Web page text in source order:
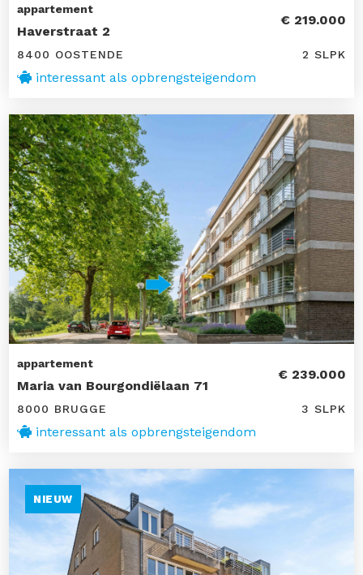
appartement
Haverstraat 2
€ 219.000
8400 OOSTENDE 2 SLPK
interessant als opbrengsteigendom
appartement
Maria van Bourgondiëlaan 71
€ 239.000
8000 BRUGGE 3 SLPK
interessant als opbrengsteigendom
NIEUW